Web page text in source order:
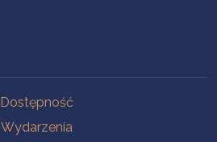
Dostępność
Wydarzenia